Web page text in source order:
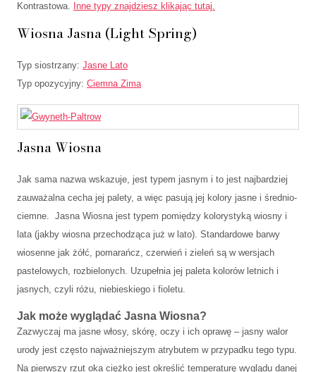
Kontrastowa. Inne typy znajdziesz klikając tutaj.
Wiosna Jasna (Light Spring)
Typ siostrzany: Jasne Lato
Typ opozycyjny: Ciemna Zima
Jasna Wiosna
Jak sama nazwa wskazuje, jest typem jasnym i to jest najbardziej
zauważalna cecha jej palety, a więc pasują jej kolory jasne i średnio-
ciemne. Jasna Wiosna jest typem pomiędzy kolorystyką wiosny i
lata (jakby wiosna przechodząca już w lato). Standardowe barwy
wiosenne jak żółć, pomarańcz, czerwień i zieleń są w wersjach
pastelowych, rozbielonych. Uzupełnia jej paleta kolorów letnich i
jasnych, czyli różu, niebieskiego i fioletu.
Jak może wyglądać Jasna Wiosna?
Zazwyczaj ma jasne włosy, skórę, oczy i ich oprawę – jasny walor
urody jest często najważniejszym atrybutem w przypadku tego typu.
Na pierwszy rzut oka ciężko jest określić temperaturę wyglądu danej